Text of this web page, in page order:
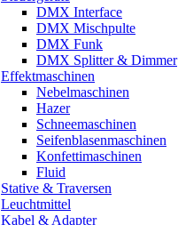
DMX Interface
DMX Mischpulte
DMX Funk
DMX Splitter & Dimmer
Effektmaschinen
Nebelmaschinen
Hazer
Schneemaschinen
Seifenblasenmaschinen
Konfettimaschinen
Fluid
Stative & Traversen
Leuchtmittel
Kabel & Adapter